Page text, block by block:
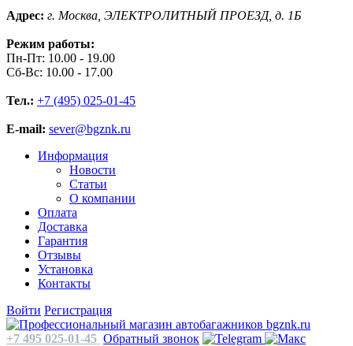
Адрес: г. Москва, ЭЛЕКТРОЛИТНЫЙ ПРОЕЗД, д. 1Б
Режим работы:
Пн-Пт: 10.00 - 19.00
Сб-Вс: 10.00 - 17.00
Тел.: +7 (495) 025-01-45
E-mail: sever@bgznk.ru
Информация
Новости
Статьи
О компании
Оплата
Доставка
Гарантия
Отзывы
Установка
Контакты
Войти Регистрация
+7 495 025-01-45 Обратный звонок